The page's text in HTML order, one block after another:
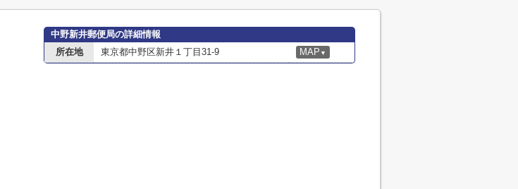
中野新井郵便局の詳細情報
所在地
東京都中野区新井１丁目31-9 MAP ▼